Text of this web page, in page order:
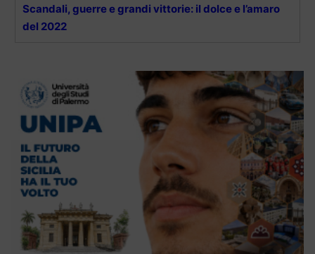
Scandali, guerre e grandi vittorie: il dolce e l’amaro
del 2022